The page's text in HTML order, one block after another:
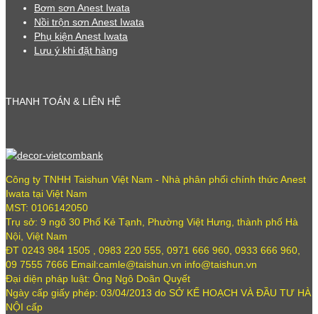
Bơm sơn Anest Iwata
Nồi trộn sơn Anest Iwata
Phụ kiện Anest Iwata
Lưu ý khi đặt hàng
THANH TOÁN & LIÊN HỆ
Công ty TNHH Taishun Việt Nam - Nhà phân phối chính thức Anest
Iwata tại Việt Nam
MST: 0106142050
Trụ sở: 9 ngõ 30 Phố Kẻ Tạnh, Phường Việt Hưng, thành phố Hà
Nội, Việt Nam
ĐT 0243 984 1505 , 0983 220 555, 0971 666 960, 0933 666 960,
09 7555 7666 Email:camle@taishun.vn info@taishun.vn
Đại diện pháp luật: Ông Ngô Doãn Quyết
Ngày cấp giấy phép: 03/04/2013 do SỞ KẾ HOẠCH VÀ ĐẦU TƯ HÀ
NỘI cấp